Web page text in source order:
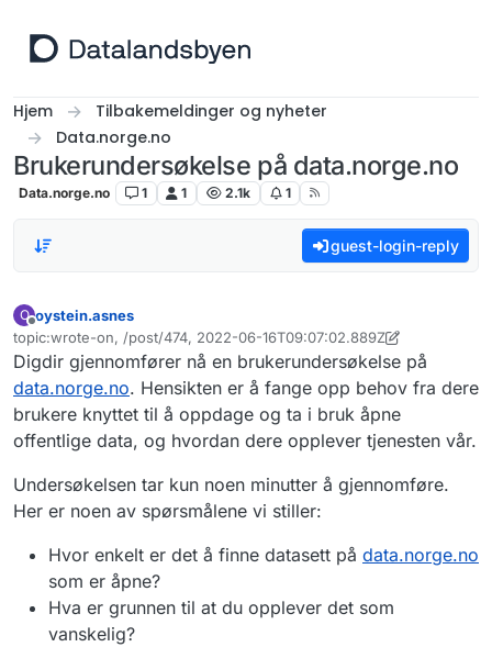
Hjem
Tilbakemeldinger og nyheter
Data.norge.no
Brukerundersøkelse på data.norge.no
Data.norge.no 1 1 2.1k 1
guest-login-reply
O
Frakoblet
oystein.asnes
topic:wrote-on, /post/474, 2022-06-16T09:07:02.889Z
Sist endret av oystein.asnes
Digdir gjennomfører nå en brukerundersøkelse på
data.norge.no. Hensikten er å fange opp behov fra dere
brukere knyttet til å oppdage og ta i bruk åpne
offentlige data, og hvordan dere opplever tjenesten vår.
Undersøkelsen tar kun noen minutter å gjennomføre.
Her er noen av spørsmålene vi stiller:
Hvor enkelt er det å finne datasett på data.norge.no
som er åpne?
Hva er grunnen til at du opplever det som
vanskelig?